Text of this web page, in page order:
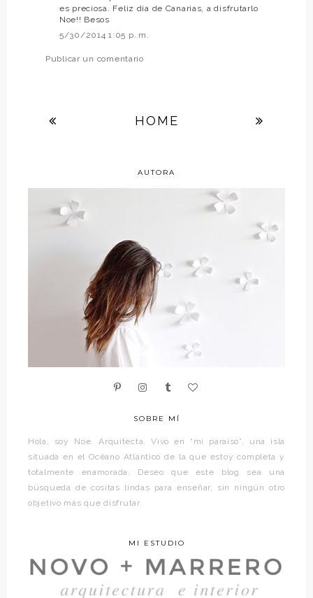
es preciosa. Feliz día de Canarias, a disfrutarlo
Noe!! Besos
5/30/2014 1:05 p. m.
Publicar un comentario
HOME
AUTORA
SOBRE MÍ
Hola, soy Noe. Arquitecta. Vivo en “mi paraíso”, una isla
situada en el Océano Atlántico de la que estoy completa y
totalmente enamorada. Deseo que este blog sea una
búsqueda de cositas lindas para enseñar, sin ningún otro
objetivo más que disfrutar.
MI ESTUDIO